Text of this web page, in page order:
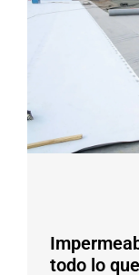
todo lo